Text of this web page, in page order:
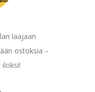
laajaan
ostoksia –